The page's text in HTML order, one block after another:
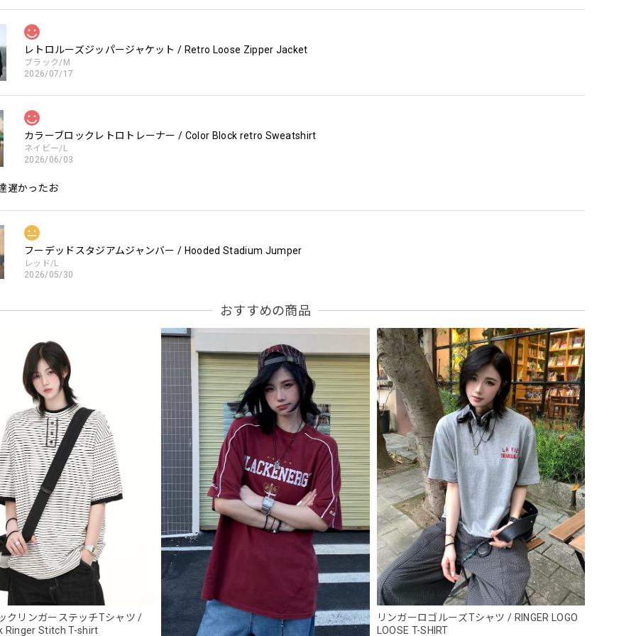
レトロルーズジッパージャケット / Retro Loose Zipper Jacket
ブラック/M
2026/07/17
カラーブロックレトロトレーナー / Color Block retro Sweatshirt
ネイビー/L
2026/06/03
遅かったお
フーデッドスタジアムジャンバー / Hooded Stadium Jumper
レッド/L
2026/05/30
フーデッドスタジアムジャンバー / Hooded Stadium Jumper
ブラック/L
2026/05/28
NCLLW オリジナルドッグタグネックレス / NCLLW Original Dog Tag Necklace
2026/05/27
スタンドカラーレトロジャケット / Stand Collar Retro Jacket
オフホワイト/M
2026/05/27
ボタンアクセント ポロシャツ / Button Accent Polo Shirt
ブラック/L
2026/05/21
おすすめの商品
クリンガーステッチTシャツ /
Ringer Stitch T-shirt
リンガーロゴルーズTシャツ / RINGER LOGO
LOOSE T-SHIRT